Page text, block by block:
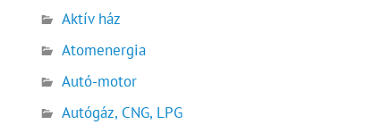
Aktív ház
Atomenergia
Autó-motor
Autógáz, CNG, LPG